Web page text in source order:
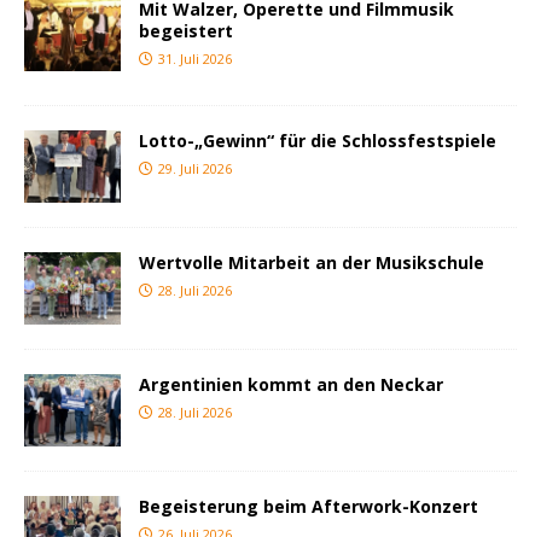
Mit Walzer, Operette und Filmmusik
begeistert
31. Juli 2026
Lotto-„Gewinn“ für die Schlossfestspiele
29. Juli 2026
Wertvolle Mitarbeit an der Musikschule
28. Juli 2026
Argentinien kommt an den Neckar
28. Juli 2026
Begeisterung beim Afterwork-Konzert